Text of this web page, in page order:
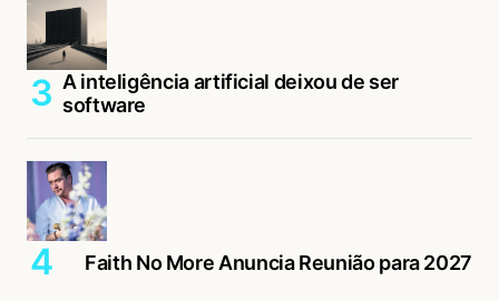
A inteligência artificial deixou de ser
software
Faith No More Anuncia Reunião para 2027